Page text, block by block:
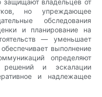
защищают владельцев от
но упреждающее
обследования
и планирование на
— уменьшает
выполнение
определяют
решений и эскалации
и надлежащее